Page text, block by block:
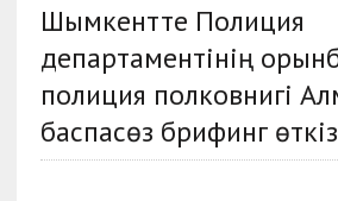
Шымкентте Полиция
департаментінің
полиция полковнигі
баспасөз брифинг